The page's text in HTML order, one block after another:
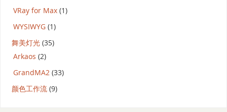
VRay for Max(1)
WYSIWYG(1)
舞美灯光(35)
Arkaos (2)
GrandMA2(33)
颜色工作流(9)